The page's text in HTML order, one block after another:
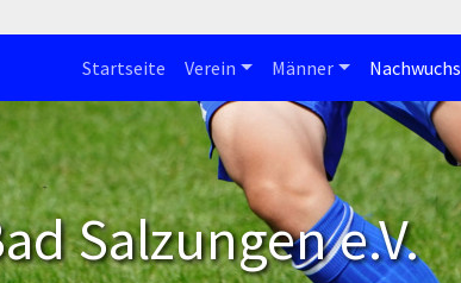
Startseite Verein Männer Nachwuchs
Salzungen e.V.